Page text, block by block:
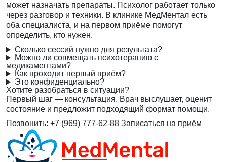
может назначать препараты. Психолог работает только
через разговор и техники. В клинике МедМентал есть
оба специалиста, и на первом приёме помогут
определить, кто нужен.
Сколько сессий нужно для результата?
Можно ли совмещать психотерапию с
медикаментами?
Как проходит первый приём?
Это конфиденциально?
Хотите разобраться в ситуации?
Первый шаг — консультация. Врач выслушает, оценит
состояние и предложит подходящий формат помощи.
Позвонить: +7 (969) 777-62-88 Записаться на приём